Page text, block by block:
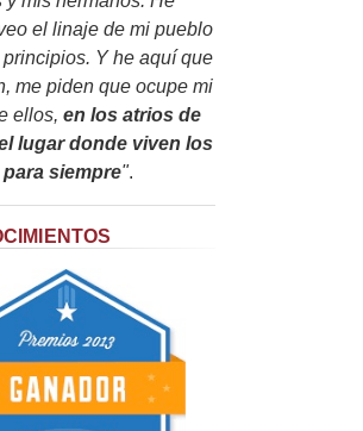
el linaje de mi pueblo
Y he aquí que
me piden que ocupe mi
ellos, en los atrios de
lugar donde viven los
siempre".